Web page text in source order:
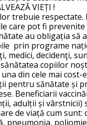
VIEȚI !
trebuie respectate.
care pot fi prevenite
au obligația să
prin programe
medici, decidenţi,
copiilor
din cele mai cost-
pentru sănătate și
Beneficiarii
adulții și
de viață cum sunt:
pneumonia,